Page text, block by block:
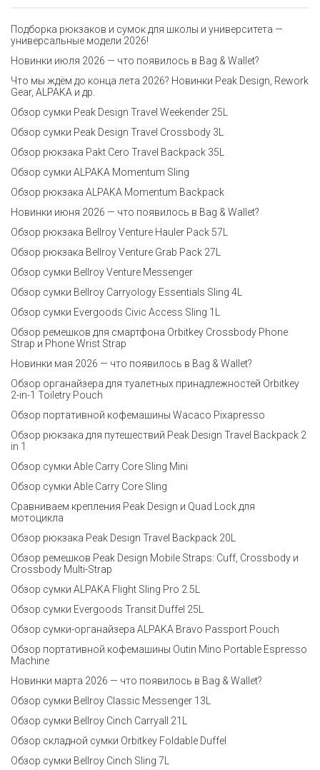
Подборка рюкзаков и сумок для школы и университета —
универсальные модели 2026!
Новинки июля 2026 — что появилось в Bag & Wallet?
Что мы ждём до конца лета 2026? Новинки Peak Design, Rework
Gear, ALPAKA и др.
Обзор сумки Peak Design Travel Weekender 25L
Обзор сумки Peak Design Travel Crossbody 3L
Обзор рюкзака Pakt Cero Travel Backpack 35L
Обзор сумки ALPAKA Momentum Sling
Обзор рюкзака ALPAKA Momentum Backpack
Новинки июня 2026 — что появилось в Bag & Wallet?
Обзор рюкзака Bellroy Venture Hauler Pack 57L
Обзор рюкзака Bellroy Venture Grab Pack 27L
Обзор сумки Bellroy Venture Messenger
Обзор сумки Bellroy Carryology Essentials Sling 4L
Обзор сумки Evergoods Civic Access Sling 1L
Обзор ремешков для смартфона Orbitkey Crossbody Phone
Strap и Phone Wrist Strap
Новинки мая 2026 — что появилось в Bag & Wallet?
Обзор органайзера для туалетных принадлежностей Orbitkey
2-in-1 Toiletry Pouch
Обзор портативной кофемашины Wacaco Pixapresso
Обзор рюкзака для путешествий Peak Design Travel Backpack 2
in 1
Обзор сумки Able Carry Core Sling Mini
Обзор сумки Able Carry Core Sling
Сравниваем крепления Peak Design и Quad Lock для
мотоцикла
Обзор рюкзака Peak Design Travel Backpack 20L
Обзор ремешков Peak Design Mobile Straps: Cuff, Crossbody и
Crossbody Multi-Strap
Обзор сумки ALPAKA Flight Sling Pro 2.5L
Обзор сумки Evergoods Transit Duffel 25L
Обзор сумки-органайзера ALPAKA Bravo Passport Pouch
Обзор портативной кофемашины Outin Mino Portable Espresso
Machine
Новинки марта 2026 — что появилось в Bag & Wallet?
Обзор сумки Bellroy Classic Messenger 13L
Обзор сумки Bellroy Cinch Carryall 21L
Обзор складной сумки Orbitkey Foldable Duffel
Обзор сумки Bellroy Cinch Sling 7L